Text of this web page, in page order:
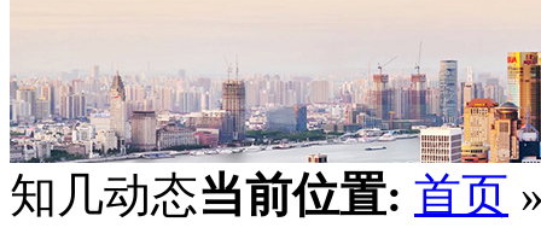
知几动态当前位置: 首页